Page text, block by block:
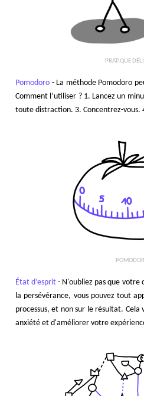
PRATIQUE
Pomodoro - La méthode Pomodoro
Comment l’utiliser ? 1. Lancez un
toute distraction. 3. Concentrez-vous.
État d’esprit - N'oubliez pas que votre
la persévérance, vous pouvez tout
processus, et non sur le résultat.
anxiété et d'améliorer votre